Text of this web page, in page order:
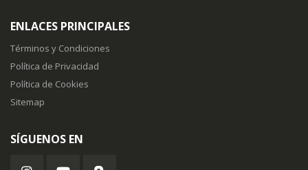
ENLACES PRINCIPALES
Términos y Condiciones
Política de Privacidad
Política de Cookies
Sitemap
SÍGUENOS EN